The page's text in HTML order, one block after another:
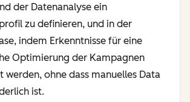
der Datenanalyse ein
zu definieren, und in der
indem Erkenntnisse für eine
Optimierung der Kampagnen
werden, ohne dass manuelles Data
ist.